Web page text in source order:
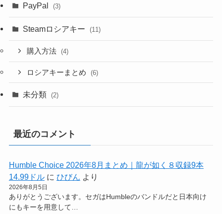
PayPal (3)
Steamロシアキー (11)
購入方法 (4)
ロシアキーまとめ (6)
未分類 (2)
最近のコメント
Humble Choice 2026年8月まとめ｜龍が如く８収録9本
14.99ドルに ひびん より
2026年8月5日
ありがとうございます。セガはHumbleのバンドルだと日本向け
にもキーを用意して…